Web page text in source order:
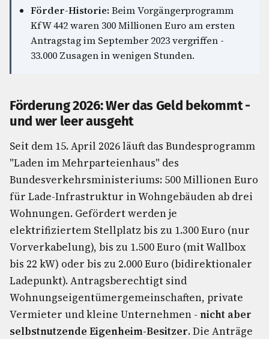
Förder-Historie: Beim Vorgängerprogramm
KfW 442 waren 300 Millionen Euro am ersten
Antragstag im September 2023 vergriffen -
33.000 Zusagen in wenigen Stunden.
Förderung 2026: Wer das Geld bekommt -
und wer leer ausgeht
Seit dem 15. April 2026 läuft das Bundesprogramm
"Laden im Mehrparteienhaus" des
Bundesverkehrsministeriums: 500 Millionen Euro
für Lade-Infrastruktur in Wohngebäuden ab drei
Wohnungen. Gefördert werden je
elektrifiziertem Stellplatz bis zu 1.300 Euro (nur
Vorverkabelung), bis zu 1.500 Euro (mit Wallbox
bis 22 kW) oder bis zu 2.000 Euro (bidirektionaler
Ladepunkt). Antragsberechtigt sind
Wohnungseigentümergemeinschaften, private
Vermieter und kleine Unternehmen - nicht aber
selbstnutzende Eigenheim-Besitzer. Die Anträge